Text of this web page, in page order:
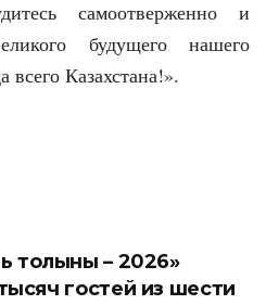
самоотверженно и
будущего нашего
Казахстана!».
толқыны – 2026»
гостей из шести